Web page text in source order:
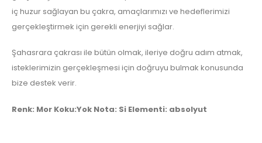
iç huzur sağlayan bu çakra, amaçlarımızı ve hedeflerimizi
gerçekleştirmek için gerekli enerjiyi sağlar.
Şahasrara çakrası ile bütün olmak, ileriye doğru adım atmak,
isteklerimizin gerçekleşmesi için doğruyu bulmak konusunda
bize destek verir.
Renk: Mor Koku:Yok Nota: Si Elementi: absolyut